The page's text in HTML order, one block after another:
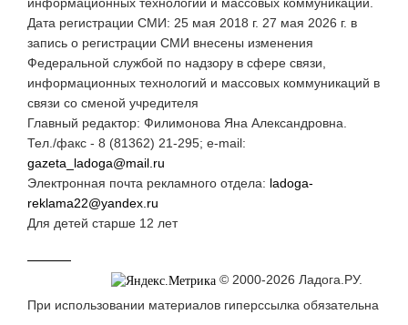
информационных технологий и массовых коммуникаций.
Дата регистрации СМИ: 25 мая 2018 г. 27 мая 2026 г. в
запись о регистрации СМИ внесены изменения
Федеральной службой по надзору в сфере связи,
информационных технологий и массовых коммуникаций в
связи со сменой учредителя
Главный редактор: Филимонова Яна Александровна.
Тел./факс - 8 (81362) 21-295; e-mail:
gazeta_ladoga@mail.ru
Электронная почта рекламного отдела: ladoga-
reklama22@yandex.ru
Для детей старше 12 лет
© 2000-2026 Ладога.РУ.
При использовании материалов гиперссылка обязательна